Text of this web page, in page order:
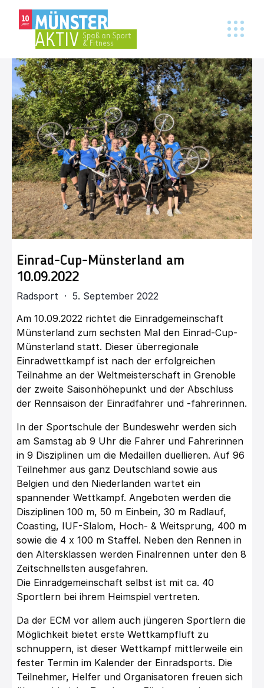
Einrad-Cup-Münsterland am
10.09.2022
Radsport · 5. September 2022
Am 10.09.2022 richtet die Einradgemeinschaft
Münsterland zum sechsten Mal den Einrad-Cup-
Münsterland statt. Dieser überregionale
Einradwettkampf ist nach der erfolgreichen
Teilnahme an der Weltmeisterschaft in Grenoble
der zweite Saisonhöhepunkt und der Abschluss
der Rennsaison der Einradfahrer und -fahrerinnen.
In der Sportschule der Bundeswehr werden sich
am Samstag ab 9 Uhr die Fahrer und Fahrerinnen
in 9 Disziplinen um die Medaillen duellieren. Auf 96
Teilnehmer aus ganz Deutschland sowie aus
Belgien und den Niederlanden wartet ein
spannender Wettkampf. Angeboten werden die
Disziplinen 100 m, 50 m Einbein, 30 m Radlauf,
Coasting, IUF-Slalom, Hoch- & Weitsprung, 400 m
sowie die 4 x 100 m Staffel. Neben den Rennen in
den Altersklassen werden Finalrennen unter den 8
Zeitschnellsten ausgefahren.
Die Einradgemeinschaft selbst ist mit ca. 40
Sportlern bei ihrem Heimspiel vertreten.
Da der ECM vor allem auch jüngeren Sportlern die
Möglichkeit bietet erste Wettkampfluft zu
schnuppern, ist dieser Wettkampf mittlerweile ein
fester Termin im Kalender der Einradsports. Die
Teilnehmer, Helfer und Organisatoren freuen sich